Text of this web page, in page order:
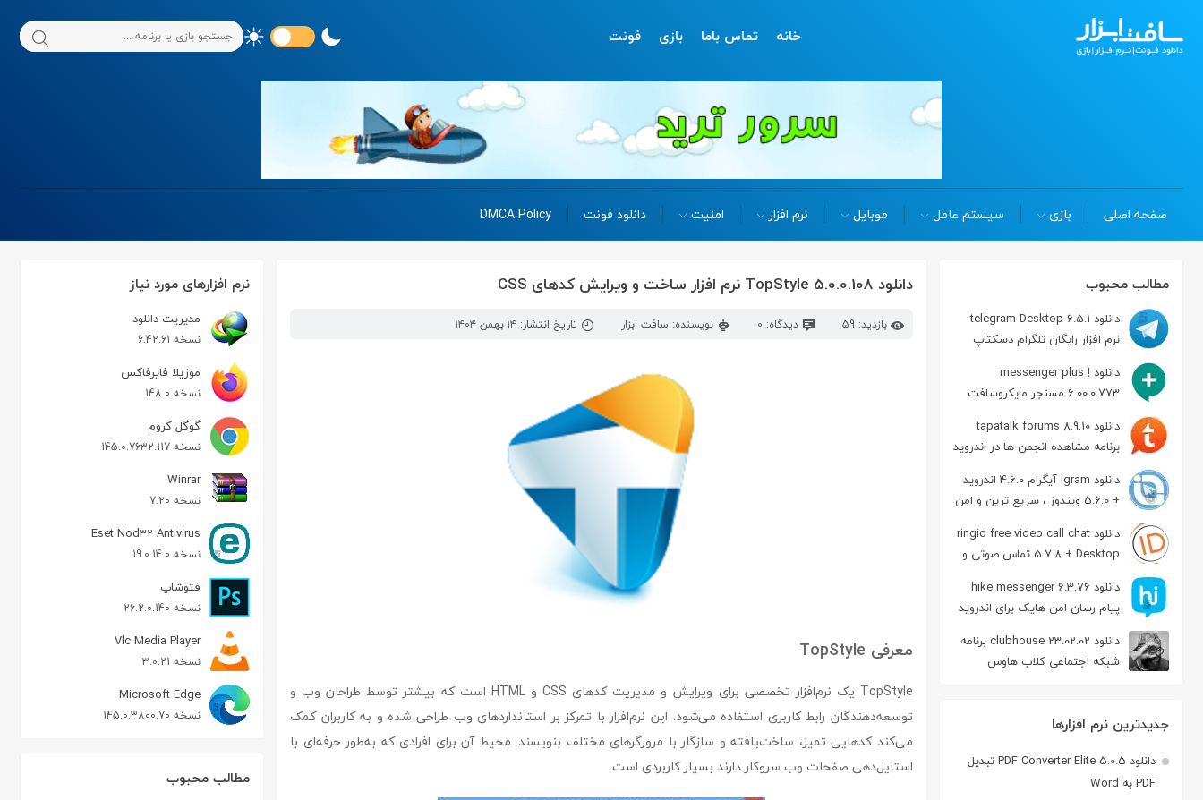
خانه تماس باما بازی فونت
صفحه اصلی بازی سیستم عامل موبایل نرم افزار امنیت دانلود فونت DMCA Policy
مطالب محبوب
دانلود telegram Desktop 6.5.1
نرم افزار رایگان تلگرام دسکتاپ
دانلود messenger plus !
6.00.0.773 مسنجر مایکروسافت
دانلود tapatalk forums 8.9.10
برنامه مشاهده انجمن ها در اندروید
دانلود igram آیگرام 4.6.0 اندروید
+ 5.6.0 ویندوز ، سریع ترین و امن
ترین نسخه تلگرام
دانلود ringid free video call chat
5.7.8 + Desktop تماس صوتی و
تصویری در اندروید
دانلود hike messenger 6.3.76
پیام‌ رسان‌ امن هایک برای اندروید
دانلود clubhouse 23.02.02 برنامه
شبکه اجتماعی کلاب هاوس
جدیدترین نرم افزارها
دانلود PDF Converter Elite 5.0.5 تبدیل
PDF به Word
دانلود TopStyle 5.0.0.108 نرم افزار ساخت و ویرایش کدهای CSS
بازدید: 59 دیدگاه: 0 نویسنده: سافت ابزار تاریخ انتشار: ۱۴ بهمن ۱۴۰۴
معرفی TopStyle
TopStyle یک نرم‌افزار تخصصی برای ویرایش و مدیریت کدهای CSS و HTML است که بیشتر توسط طراحان وب و
توسعه‌دهندگان رابط کاربری استفاده می‌شود. این نرم‌افزار با تمرکز بر استانداردهای وب طراحی شده و به کاربران کمک
می‌کند کدهایی تمیز، ساخت‌یافته و سازگار با مرورگرهای مختلف بنویسند. محیط آن برای افرادی که به‌طور حرفه‌ای با
استایل‌دهی صفحات وب سروکار دارند بسیار کاربردی است.
نرم افزارهای مورد نیاز
مدیریت دانلود
نسخه 6.42.61
موزیلا فایرفاکس
نسخه 148.0
گوگل کروم
نسخه 145.0.7632.117
Winrar
نسخه 7.20
Eset Nod32 Antivirus
نسخه 19.0.14.0
فتوشاپ
نسخه 26.2.0.140
Vlc Media Player
نسخه 3.0.21
Microsoft Edge
نسخه 145.0.3800.70
مطالب محبوب